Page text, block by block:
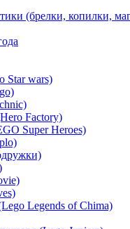
(брелки, копилки,
Star wars)
Factory)
Super Heroes)
Legends of Chima)